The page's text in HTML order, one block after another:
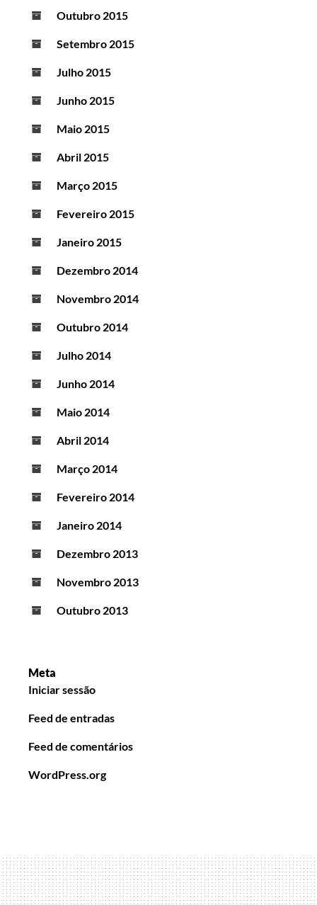
Outubro 2015
Setembro 2015
Julho 2015
Junho 2015
Maio 2015
Abril 2015
Março 2015
Fevereiro 2015
Janeiro 2015
Dezembro 2014
Novembro 2014
Outubro 2014
Julho 2014
Junho 2014
Maio 2014
Abril 2014
Março 2014
Fevereiro 2014
Janeiro 2014
Dezembro 2013
Novembro 2013
Outubro 2013
Meta
Iniciar sessão
Feed de entradas
Feed de comentários
WordPress.org